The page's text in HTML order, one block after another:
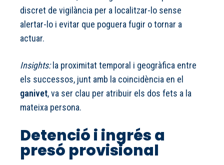
discret de vigilància per a localitzar-lo sense
alertar-lo i evitar que poguera fugir o tornar a
actuar.
Insights:la proximitat temporal i geogràfica entre
els successos, junt amb la coincidència en el
ganivet, va ser clau per atribuir els dos fets a la
mateixa persona.
Detenció i ingrés a
presó provisional